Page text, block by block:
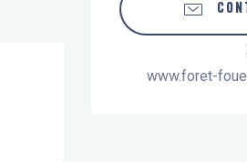
www.foret-